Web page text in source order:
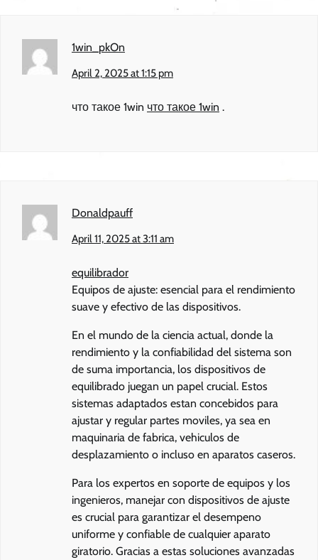
1win_pkOn
April 2, 2025 at 1:15 pm
что такое 1win что такое 1win .
Donaldpauff
April 11, 2025 at 3:11 am
equilibrador
Equipos de ajuste: esencial para el rendimiento
suave y efectivo de las dispositivos.
En el mundo de la ciencia actual, donde la
rendimiento y la confiabilidad del sistema son
de suma importancia, los dispositivos de
equilibrado juegan un papel crucial. Estos
sistemas adaptados estan concebidos para
ajustar y regular partes moviles, ya sea en
maquinaria de fabrica, vehiculos de
desplazamiento o incluso en aparatos caseros.
Para los expertos en soporte de equipos y los
ingenieros, manejar con dispositivos de ajuste
es crucial para garantizar el desempeno
uniforme y confiable de cualquier aparato
giratorio. Gracias a estas soluciones avanzadas